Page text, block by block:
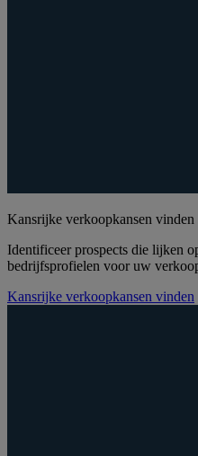
Kansrijke verkoopkansen vinden
Identificeer prospects die lijken
bedrijfsprofielen voor uw
Kansrijke verkoopkansen vinden